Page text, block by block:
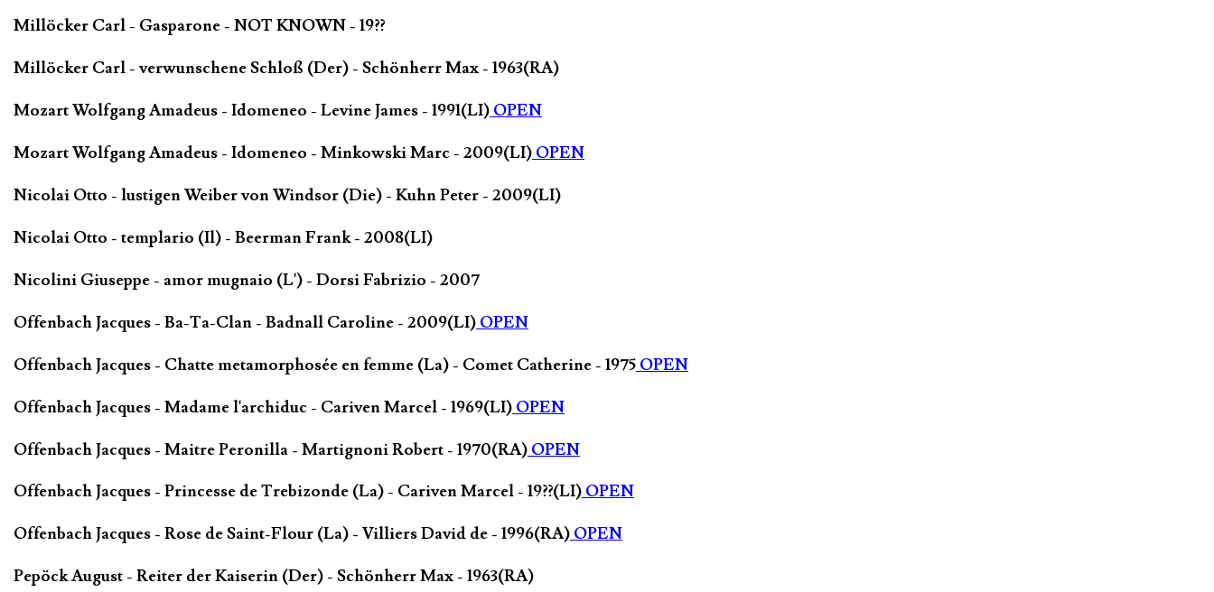
Millöcker Carl - Gasparone - NOT KNOWN - 19??
Millöcker Carl - verwunschene Schloß (Der) - Schönherr Max - 1963(RA)
Mozart Wolfgang Amadeus - Idomeneo - Levine James - 1991(LI) OPEN
Mozart Wolfgang Amadeus - Idomeneo - Minkowski Marc - 2009(LI) OPEN
Nicolai Otto - lustigen Weiber von Windsor (Die) - Kuhn Peter - 2009(LI)
Nicolai Otto - templario (Il) - Beerman Frank - 2008(LI)
Nicolini Giuseppe - amor mugnaio (L') - Dorsi Fabrizio - 2007
Offenbach Jacques - Ba-Ta-Clan - Badnall Caroline - 2009(LI) OPEN
Offenbach Jacques - Chatte metamorphosée en femme (La) - Comet Catherine - 1975 OPEN
Offenbach Jacques - Madame l'archiduc - Cariven Marcel - 1969(LI) OPEN
Offenbach Jacques - Maitre Peronilla - Martignoni Robert - 1970(RA) OPEN
Offenbach Jacques - Princesse de Trebizonde (La) - Cariven Marcel - 19??(LI) OPEN
Offenbach Jacques - Rose de Saint-Flour (La) - Villiers David de - 1996(RA) OPEN
Pepöck August - Reiter der Kaiserin (Der) - Schönherr Max - 1963(RA)